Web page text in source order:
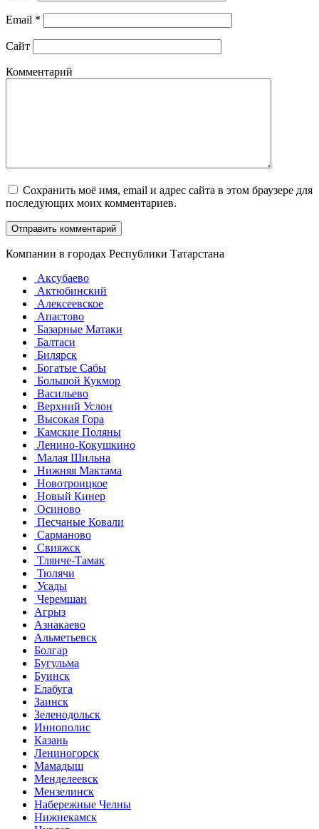
Email *
Сайт
Комментарий
Сохранить моё имя, email и адрес сайта в этом браузере для
последующих моих комментариев.
Компании в городах Республики Татарстана
Аксубаево
Актюбинский
Алексеевское
Апастово
Базарные Матаки
Балтаси
Билярск
Богатые Сабы
Большой Кукмор
Васильево
Верхний Услон
Высокая Гора
Камские Поляны
Ленино-Кокушкино
Малая Шильна
Нижняя Мактама
Новотроицкое
Новый Кинер
Осиново
Песчаные Ковали
Сарманово
Свияжск
Тлянче-Тамак
Тюлячи
Усады
Черемшан
Агрыз
Азнакаево
Альметьевск
Болгар
Бугульма
Буинск
Елабуга
Заинск
Зеленодольск
Иннополис
Казань
Лениногорск
Мамадыш
Менделеевск
Мензелинск
Набережные Челны
Нижнекамск